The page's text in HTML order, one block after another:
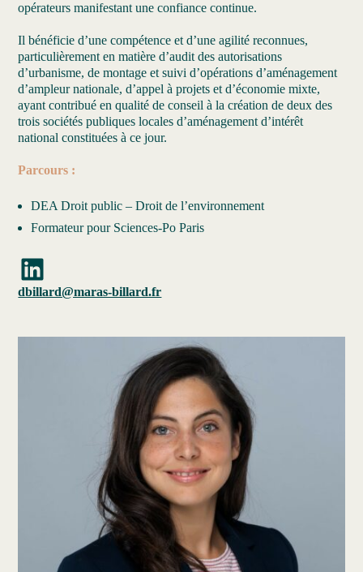
opérateurs manifestant une confiance continue.
Il bénéficie d’une compétence et d’une agilité reconnues,
particulièrement en matière d’audit des autorisations
d’urbanisme, de montage et suivi d’opérations d’aménagement
d’ampleur nationale, d’appel à projets et d’économie mixte,
ayant contribué en qualité de conseil à la création de deux des
trois sociétés publiques locales d’aménagement d’intérêt
national constituées à ce jour.
Parcours :
DEA Droit public – Droit de l’environnement
Formateur pour Sciences-Po Paris
LinkedIn
dbillard@maras-billard.fr